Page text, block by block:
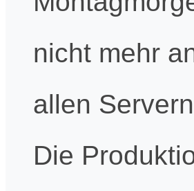
nicht mehr
allen
Die